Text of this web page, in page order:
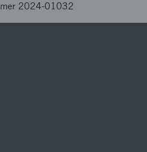
2024-01032